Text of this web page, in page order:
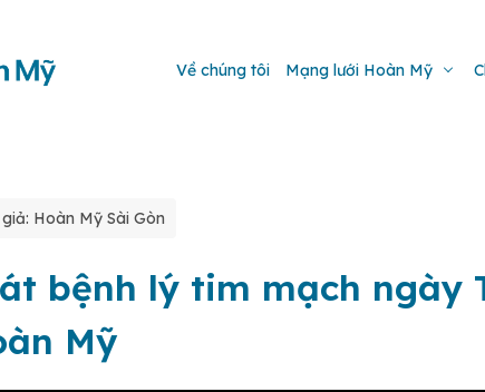
Về chúng tôi Mạng lưới Hoàn Mỹ
Hoàn Mỹ Sài Gòn
bệnh lý tim mạch ngày
Mỹ